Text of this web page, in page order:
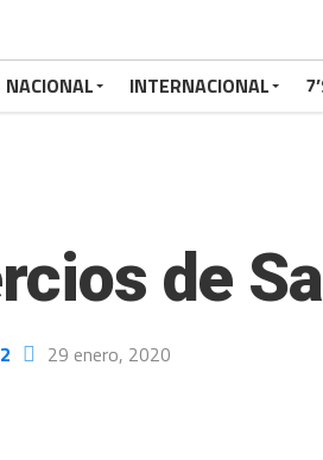
NACIONAL INTERNACIONAL
de
29 enero, 2020